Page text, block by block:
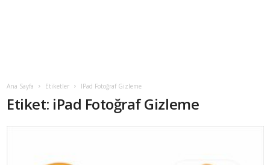
Ana Sayfa Etiketler IPad Fotoğraf Gizleme
Etiket: iPad Fotoğraf Gizleme